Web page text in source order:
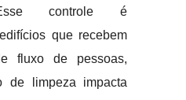
Esse controle é
que recebem
fluxo de pessoas,
de limpeza impacta